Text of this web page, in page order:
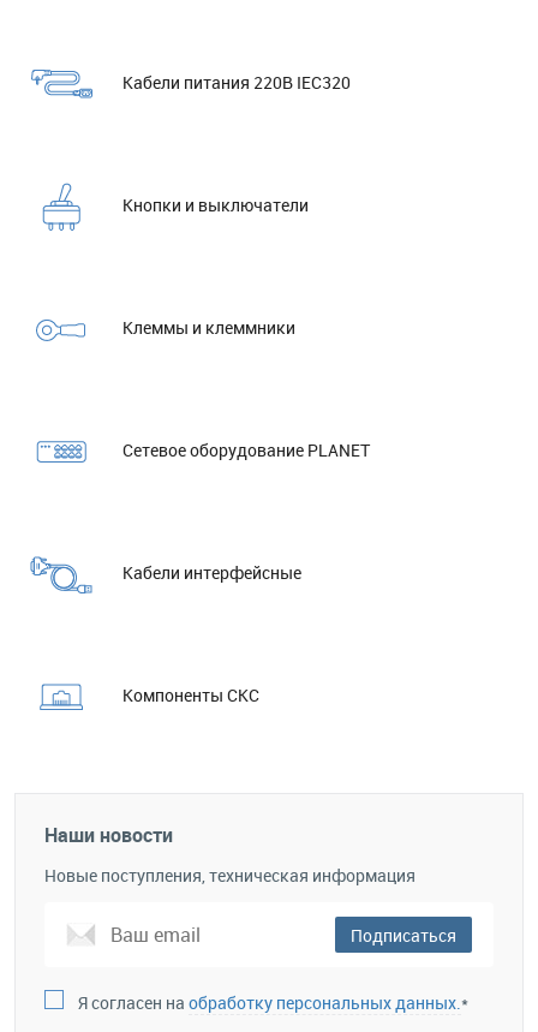
Кабели питания 220В IEC320
Кнопки и выключатели
Клеммы и клеммники
Сетевое оборудование PLANET
Кабели интерфейсные
Компоненты СКС
Наши новости
Новые поступления, техническая информация
Подписаться
Я согласен на обработку персональных данных. *